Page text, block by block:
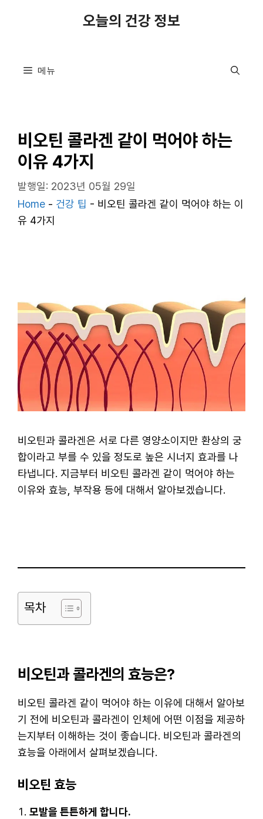
오늘의 건강 정보
메뉴
비오틴 콜라겐 같이 먹어야 하는
이유 4가지
발행일: 2023년 05월 29일
Home - 건강 팁 - 비오틴 콜라겐 같이 먹어야 하는 이
유 4가지
비오틴과 콜라겐은 서로 다른 영양소이지만 환상의 궁
합이라고 부를 수 있을 정도로 높은 시너지 효과를 나
타냅니다. 지금부터 비오틴 콜라겐 같이 먹어야 하는
이유와 효능, 부작용 등에 대해서 알아보겠습니다.
목차
비오틴과 콜라겐의 효능은?
비오틴 콜라겐 같이 먹어야 하는 이유에 대해서 알아보
기 전에 비오틴과 콜라겐이 인체에 어떤 이점을 제공하
는지부터 이해하는 것이 좋습니다. 비오틴과 콜라겐의
효능을 아래에서 살펴보겠습니다.
비오틴 효능
모발을 튼튼하게 합니다.